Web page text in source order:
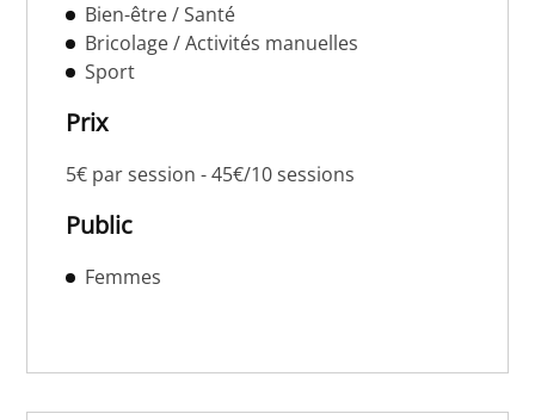
Bien-être / Santé
Bricolage / Activités manuelles
Sport
Prix
5€ par session - 45€/10 sessions
Public
Femmes